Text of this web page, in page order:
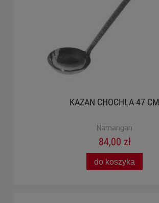
KAZAN CHOCHLA 47 CM
Namangan
84,00 zł
do koszyka